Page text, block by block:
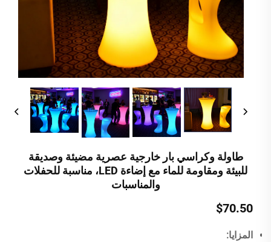
طاولة وكراسي بار خارجية عصرية مضيئة وصديقة
للبيئة ومقاومة للماء مع إضاءة LED، مناسبة للحفلات
والمناسبات
$70.50
المزايا: